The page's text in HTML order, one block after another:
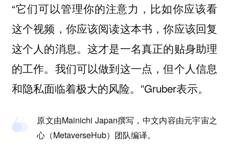
“它们可以管理你的注意力，比如你应该看
这个视频，你应该阅读这本书，你应该回复
这个人的消息。这才是一名真正的贴身助理
的工作。我们可以做到这一点，但个人信息
和隐私面临着极大的风险。”Gruber表示。
原文由Mainichi Japan撰写，中文内容由元宇宙之
心（MetaverseHub）团队编译。